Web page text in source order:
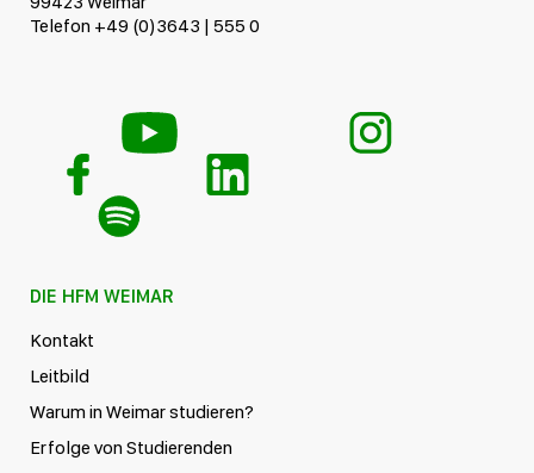
Telefon +49 (0)3643 | 555 0
DIE HFM WEIMAR
Kontakt
Leitbild
Warum in Weimar studieren?
Erfolge von Studierenden